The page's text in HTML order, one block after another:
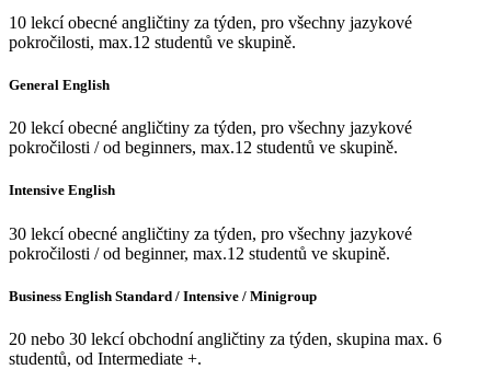
10 lekcí obecné angličtiny za týden, pro všechny jazykové
pokročilosti, max.12 studentů ve skupině.
General English
20 lekcí obecné angličtiny za týden, pro všechny jazykové
pokročilosti / od beginners, max.12 studentů ve skupině.
Intensive English
30 lekcí obecné angličtiny za týden, pro všechny jazykové
pokročilosti / od beginner, max.12 studentů ve skupině.
Business English Standard / Intensive / Minigroup
20 nebo 30 lekcí obchodní angličtiny za týden, skupina max. 6
studentů, od Intermediate +.